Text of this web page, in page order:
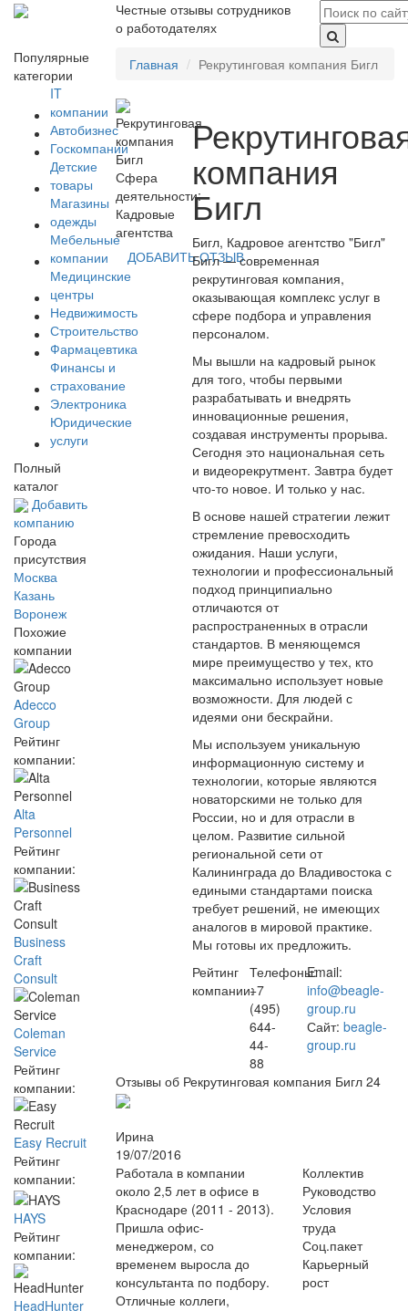
Честные отзывы сотрудников
о работодателях
Популярные
категории
IT
компании
Автобизнес
Госкомпании
Детские
товары
Магазины
одежды
Мебельные
компании
Медицинские
центры
Недвижимость
Строительство
Фармацевтика
Финансы и
страхование
Электроника
Юридические
услуги
Полный
каталог
Добавить
компанию
Города
присутствия
Москва
Казань
Воронеж
Похожие
компании
Adecco
Group
Рейтинг
компании:
Alta
Personnel
Рейтинг
компании:
Business
Craft
Consult
Coleman
Service
Рейтинг
компании:
Easy Recruit
Рейтинг
компании:
HAYS
Рейтинг
компании:
HeadHunter
Главная Рекрутинговая компания Бигл
Сфера
деятельности:
Кадровые
агентства
ДОБАВИТЬ ОТЗЫВ
компания
Бигл
Бигл, Кадровое агентство "Бигл"
Бигл — современная
рекрутинговая компания,
оказывающая комплекс услуг в
сфере подбора и управления
персоналом.
Мы вышли на кадровый рынок
для того, чтобы первыми
разрабатывать и внедрять
инновационные решения,
создавая инструменты прорыва.
Сегодня это национальная сеть
и видеорекрутмент. Завтра будет
что-то новое. И только у нас.
В основе нашей стратегии лежит
стремление превосходить
ожидания. Наши услуги,
технологии и профессиональный
подход принципиально
отличаются от
распространенных в отрасли
стандартов. В меняющемся
мире преимущество у тех, кто
максимально использует новые
возможности. Для людей с
идеями они бескрайни.
Мы используем уникальную
информационную систему и
технологии, которые являются
новаторскими не только для
России, но и для отрасли в
целом. Развитие сильной
региональной сети от
Калининграда до Владивостока с
едиными стандартами поиска
требует решений, не имеющих
аналогов в мировой практике.
Мы готовы их предложить.
Рейтинг
компании:
Телефоны:
+7
(495)
644-
44-
88
Email:
info@beagle-
group.ru
Сайт: beagle-
group.ru
Отзывы об Рекрутинговая компания Бигл 24
Ирина
19/07/2016
Работала в компании
около 2,5 лет в офисе в
Краснодаре (2011 - 2013).
Пришла офис-
менеджером, со
временем выросла до
консультанта по подбору.
Отличные коллеги,
Коллектив
Руководство
Условия
труда
Соц.пакет
Карьерный
рост